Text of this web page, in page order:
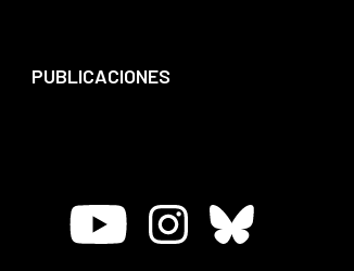
PUBLICACIONES
Youtube InstagramBluesky